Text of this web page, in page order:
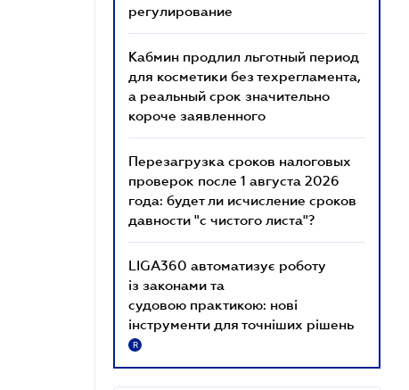
регулирование
Кабмин продлил льготный период
для косметики без техрегламента,
а реальный срок значительно
короче заявленного
Перезагрузка сроков налоговых
проверок после 1 августа 2026
года: будет ли исчисление сроков
давности "с чистого листа"?
LIGA360 автоматизує роботу
із законами та
судовою практикою: нові
інструменти для точніших рішень
R